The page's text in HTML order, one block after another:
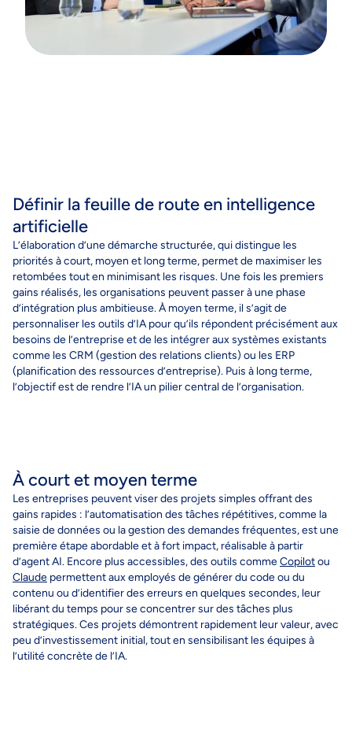
Définir la feuille de route en intelligence
artificielle
L’élaboration d’une démarche structurée, qui distingue les
priorités à court, moyen et long terme, permet de maximiser les
retombées tout en minimisant les risques. Une fois les premiers
gains réalisés, les organisations peuvent passer à une phase
d’intégration plus ambitieuse. À moyen terme, il s’agit de
personnaliser les outils d’IA pour qu’ils répondent précisément aux
besoins de l’entreprise et de les intégrer aux systèmes existants
comme les CRM (gestion des relations clients) ou les ERP
(planification des ressources d’entreprise). Puis à long terme,
l’objectif est de rendre l’IA un pilier central de l’organisation.
À court et moyen terme
Les entreprises peuvent viser des projets simples offrant des
gains rapides : l’automatisation des tâches répétitives, comme la
saisie de données ou la gestion des demandes fréquentes, est une
première étape abordable et à fort impact, réalisableà partir
d’agentAI. Encore plus accessibles,des outils commeCopilotou
Claude permettent aux employés de générer du codeou du
contenu ou d’identifier des erreurs en quelques secondes, leur
libérant du temps pourse concentrer sur des tâches plus
stratégiques. Ces projets démontrent rapidement leur valeur, avec
peu d’investissement initial, tout en sensibilisant les équipes à
l’utilité concrète de l’IA.